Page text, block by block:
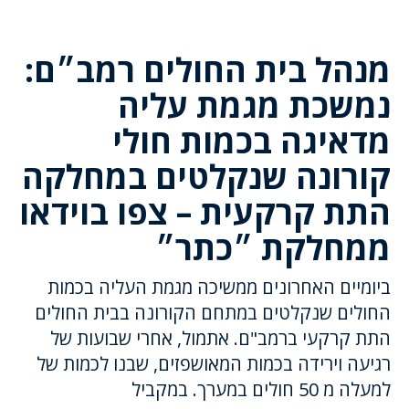
מנהל בית החולים רמב״ם:
נמשכת מגמת עליה
מדאיגה בכמות חולי
קורונה שנקלטים במחלקה
התת קרקעית – צפו בוידאו
ממחלקת ״כתר״
ביומיים האחרונים ממשיכה מגמת העליה בכמות
החולים שנקלטים במתחם הקורונה בבית החולים
התת קרקעי ברמב"ם. אתמול, אחרי שבועות של
רגיעה וירידה בכמות המאושפזים, שבנו לכמות של
למעלה מ 50 חולים במערך. במקביל